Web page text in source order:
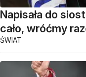
Napisała do
cało, wróćmy
ŚWIAT